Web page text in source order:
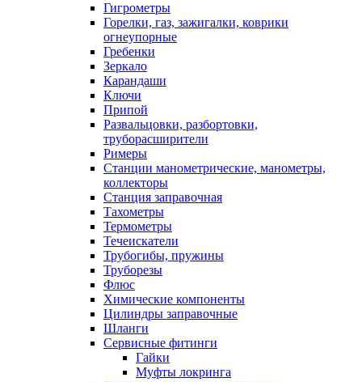
Гигрометры
Горелки, газ, зажигалки, коврики
огнеупорные
Гребенки
Зеркало
Карандаши
Ключи
Припой
Развальцовки, разбортовки,
труборасширители
Римеры
Станции манометрические, манометры,
коллекторы
Станция заправочная
Тахометры
Термометры
Течеискатели
Трубогибы, пружины
Труборезы
Флюс
Химические компоненты
Цилиндры заправочные
Шланги
Сервисные фитинги
Гайки
Муфты локринга